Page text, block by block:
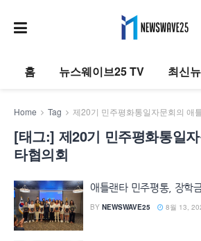
홈 뉴스웨이브25 TV 최신
Home Tag 제20기 민주평화통일자문회의 애
[태그:] 제20기 민주평화통일
타협의회
애틀랜타 민주평통, 장학
BY NEWSWAVE25 8월 13,